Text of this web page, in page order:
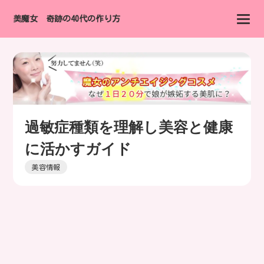
美魔女 奇跡の40代の作り方
過敏症種類を理解し美容と健康
に活かすガイド
美容情報